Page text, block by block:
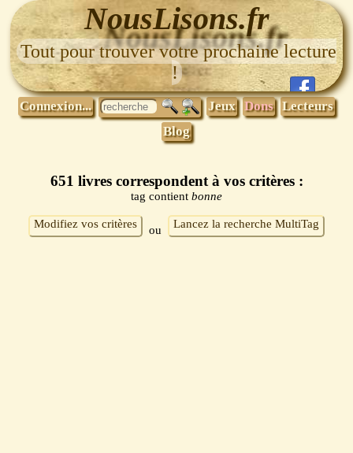
NousLisons.fr
Tout pour trouver votre prochaine lecture
!
Connexion... Jeux Dons Lecteurs
Blog
651 livres correspondent à vos critères :
tag contient bonne
Modifiez vos critères ou Lancez la recherche MultiTag